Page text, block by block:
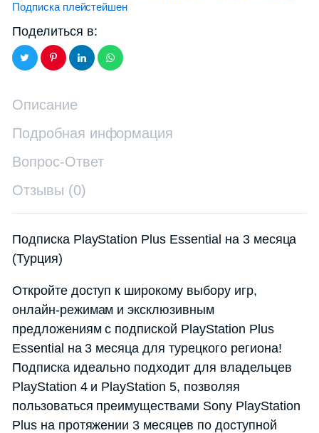
Подписка плейстейшен
Поделиться в:
Описание
Подробная информация
Вопрос-Ответ
Отзывы (0)
Подписка PlayStation Plus Essential на 3 месяца
(Турция)
Откройте доступ к широкому выбору игр,
онлайн-режимам и эксклюзивным
предложениям с подпиской PlayStation Plus
Essential на 3 месяца для турецкого региона!
Подписка идеально подходит для владельцев
PlayStation 4 и PlayStation 5, позволяя
пользоваться преимуществами Sony PlayStation
Plus на протяжении 3 месяцев по доступной